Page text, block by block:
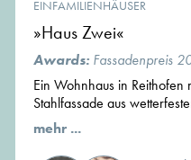
EINFAMILIENHÄUSER
»Haus Zwei«
Awards: Fassadenpreis
Ein Wohnhaus in
Stahlfassade aus
mehr ...